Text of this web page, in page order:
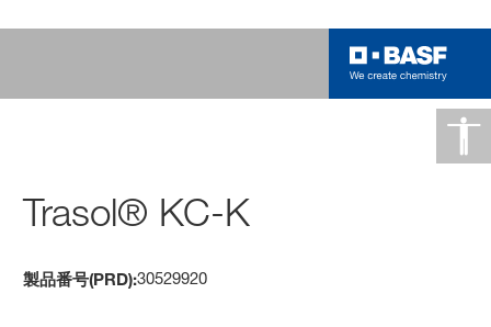
Trasol® KC-K
製品番号(PRD):30529920